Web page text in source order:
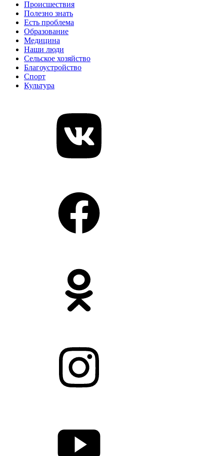
Происшествия
Полезно знать
Есть проблема
Образование
Медицина
Наши люди
Сельское хозяйство
Благоустройство
Спорт
Культура